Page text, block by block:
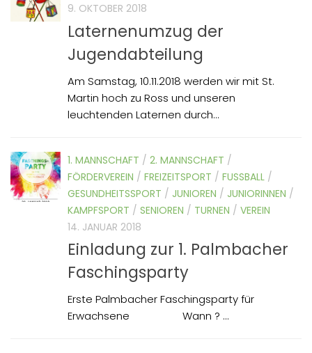
9. OKTOBER 2018
Laternenumzug der
Jugendabteilung
Am Samstag, 10.11.2018 werden wir mit St.
Martin hoch zu Ross und unseren
leuchtenden Laternen durch...
1. MANNSCHAFT / 2. MANNSCHAFT /
FÖRDERVEREIN / FREIZEITSPORT / FUSSBALL /
GESUNDHEITSSPORT / JUNIOREN / JUNIORINNEN /
KAMPFSPORT / SENIOREN / TURNEN / VEREIN
14. JANUAR 2018
Einladung zur 1. Palmbacher
Faschingsparty
Erste Palmbacher Faschingsparty für
Erwachsene Wann ? ...